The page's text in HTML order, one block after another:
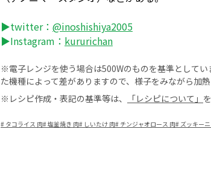
▶twitter： @inoshishiya2005
▶Instagram： kururichan
※電子レンジを使う場合は500Wのものを基準として
た機種によって差がありますので、様子をみながら加熱
※レシピ作成・表記の基準等は、
「レシピについて」
# タコライス 肉#塩釜焼き 肉# しいたけ 肉# チンジャオロース 肉# ズッキー